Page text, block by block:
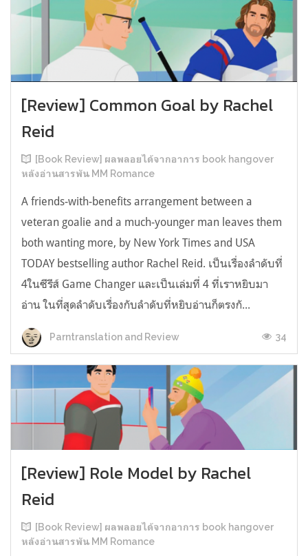
[Review] Common Goal by Rachel
Reid
[Book Review] ผลพลอยได้จากอาการ book hangover
หลังอ่านสารพัน MM Romance
A friends-with-benefits arrangement between a
veteran goalie and a much-younger man leaves them
both wanting more, by New York Times and USA
TODAY bestselling author Rachel Reid. เป็นเรื่องลำดับที่
4ในซีรีส์ Game Changer และเป็นเล่มที่ 4 ที่เราหยิบมา
อ่าน ในที่สุดลำดับเรื่องกับลำดับที่หยิบอ่านก็ตรงกั...
Parntranslation and Review 34
[Review] Role Model by Rachel
Reid
[Book Review] ผลพลอยได้จากอาการ book hangover
หลังอ่านสารพัน MM Romance